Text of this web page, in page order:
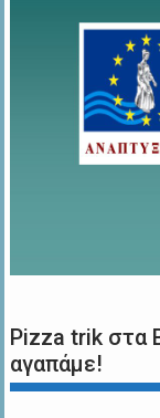
Pizza trik στα
αγαπάμε!